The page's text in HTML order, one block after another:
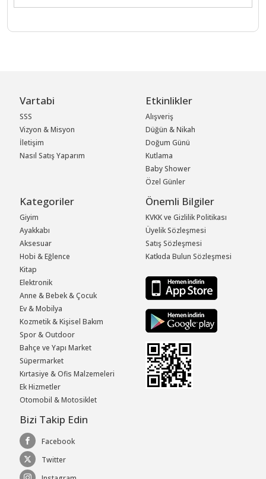
Vartabi
SSS
Vizyon & Misyon
İletişim
Nasıl Satış Yaparım
Etkinlikler
Alışveriş
Düğün & Nikah
Doğum Günü
Kutlama
Baby Shower
Özel Günler
Kategoriler
Giyim
Ayakkabı
Aksesuar
Hobi & Eğlence
Kitap
Elektronik
Anne & Bebek & Çocuk
Ev & Mobilya
Kozmetik & Kişisel Bakım
Spor & Outdoor
Bahçe ve Yapı Market
Süpermarket
Kırtasiye & Ofis Malzemeleri
Ek Hizmetler
Otomobil & Motosiklet
Önemli Bilgiler
KVKK ve Gizlilik Politikası
Üyelik Sözleşmesi
Satış Sözleşmesi
Katkıda Bulun Sözleşmesi
Bizi Takip Edin
Facebook
Twitter